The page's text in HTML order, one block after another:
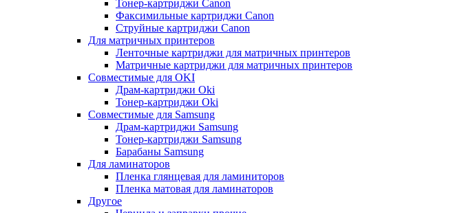
Тонер-картриджи Canon
Факсимильные картриджи Canon
Струйные картриджи Canon
Для матричных принтеров
Ленточные картриджи для матричных принтеров
Матричные картриджи для матричных принтеров
Совместимые для OKI
Драм-картриджи Oki
Тонер-картриджи Oki
Совместимые для Samsung
Драм-картриджи Samsung
Тонер-картриджи Samsung
Барабаны Samsung
Для ламинаторов
Пленка глянцевая для ламиниторов
Пленка матовая для ламинаторов
Другое